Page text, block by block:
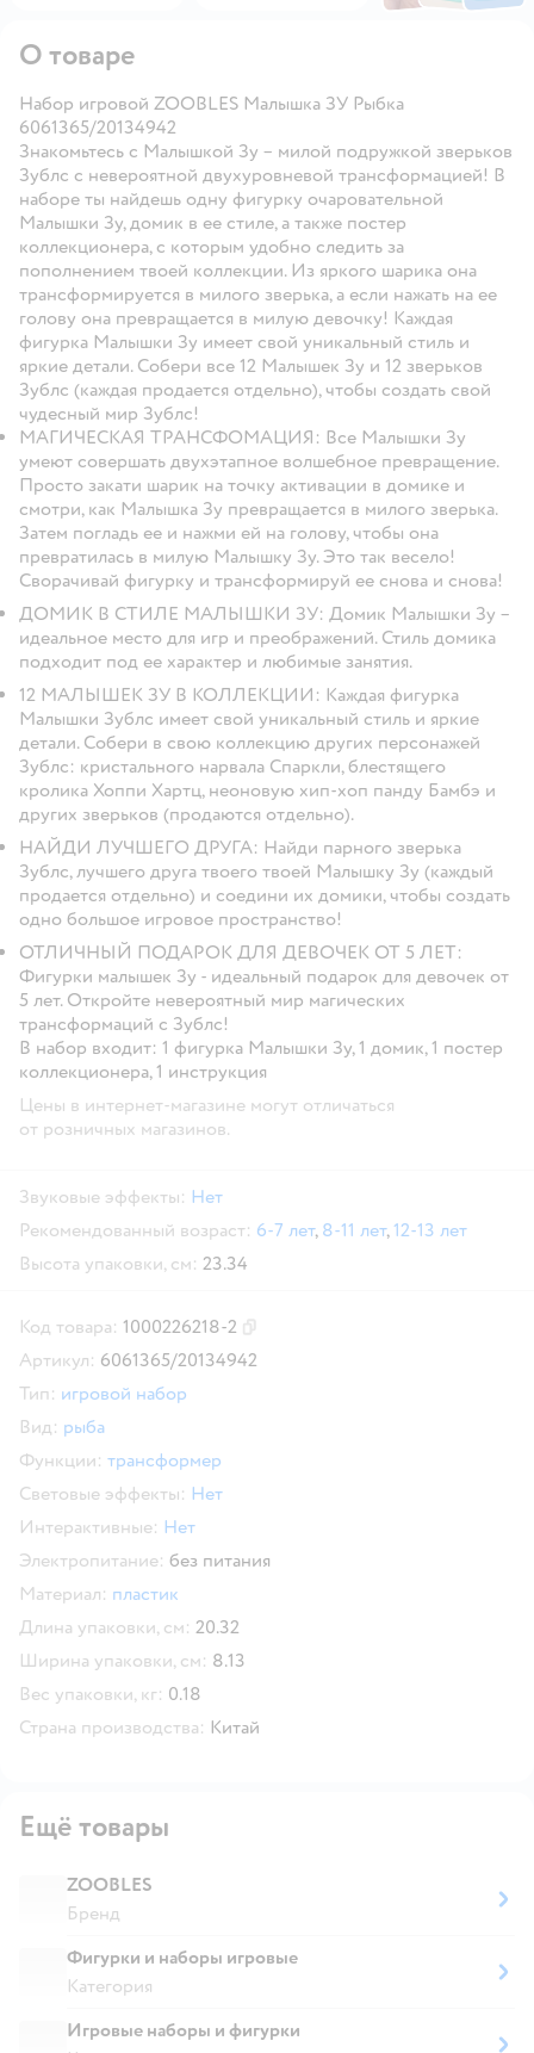
О товаре
Набор игровой ZOOBLES Малышка ЗУ Рыбка
6061365/20134942
Знакомьтесь с Малышкой Зу – милой подружкой зверьков
Зублс с невероятной двухуровневой трансформацией! В
наборе ты найдешь одну фигурку очаровательной
Малышки Зу, домик в ее стиле, а также постер
коллекционера, с которым удобно следить за
пополнением твоей коллекции. Из яркого шарика она
трансформируется в милого зверька, а если нажать на ее
голову она превращается в милую девочку! Каждая
фигурка Малышки Зу имеет свой уникальный стиль и
яркие детали. Собери все 12 Малышек Зу и 12 зверьков
Зублс (каждая продается отдельно), чтобы создать свой
чудесный мир Зублс!
МАГИЧЕСКАЯ ТРАНСФОМАЦИЯ: Все Малышки Зу
умеют совершать двухэтапное волшебное превращение.
Просто закати шарик на точку активации в домике и
смотри, как Малышка Зу превращается в милого зверька.
Затем погладь ее и нажми ей на голову, чтобы она
превратилась в милую Малышку Зу. Это так весело!
Сворачивай фигурку и трансформируй ее снова и снова!
ДОМИК В СТИЛЕ МАЛЫШКИ ЗУ: Домик Малышки Зу –
идеальное место для игр и преображений. Стиль домика
подходит под ее характер и любимые занятия.
12 МАЛЫШЕК ЗУ В КОЛЛЕКЦИИ: Каждая фигурка
Малышки Зублс имеет свой уникальный стиль и яркие
детали. Собери в свою коллекцию других персонажей
Зублс: кристального нарвала Спаркли, блестящего
кролика Хоппи Хартц, неоновую хип-хоп панду Бамбэ и
других зверьков (продаются отдельно).
НАЙДИ ЛУЧШЕГО ДРУГА: Найди парного зверька
Зублс, лучшего друга твоего твоей Малышку Зу (каждый
продается отдельно) и соедини их домики, чтобы создать
одно большое игровое пространство!
ОТЛИЧНЫЙ ПОДАРОК ДЛЯ ДЕВОЧЕК ОТ 5 ЛЕТ:
Фигурки малышек Зу - идеальный подарок для девочек от
5 лет. Откройте невероятный мир магических
трансформаций с Зублс!
В набор входит: 1 фигурка Малышки Зу, 1 домик, 1 постер
коллекционера, 1 инструкция
Цены в интернет-магазине могут отличаться
от розничных магазинов.
Звуковые эффекты: Нет
Рекомендованный возраст: 6-7 лет, 8-11 лет,12-13 лет
Высота упаковки, см: 23.34
Код товара: 1000226218-2
Артикул: 6061365/20134942
Тип: игровой набор
Вид: рыба
Функции: трансформер
Световые эффекты: Нет
Интерактивные: Нет
Электропитание: без питания
Материал: пластик
Длина упаковки, см: 20.32
Ширина упаковки, см: 8.13
Вес упаковки, кг: 0.18
Страна производства: Китай
Ещё товары
ZOOBLES
Бренд
Фигурки и наборы игровые
Категория
Игровые наборы и фигурки